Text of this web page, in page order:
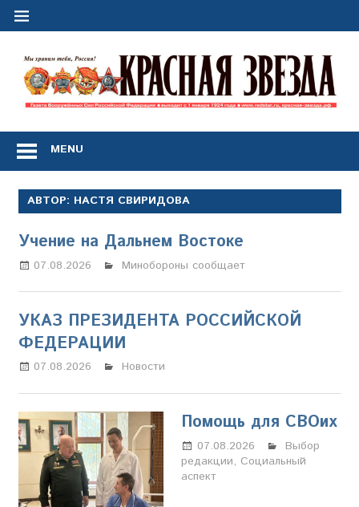
Перейти
Сил
Российской
Федерации
с
1
января
1924
MENU
АВТОР: НАСТЯ СВИРИДОВА
Учение на Дальнем Востоке
07.08.2026 Настя Свиридова
Минобороны сообщает
УКАЗ ПРЕЗИДЕНТА РОССИЙСКОЙ
ФЕДЕРАЦИИ
07.08.2026 Настя Свиридова
Новости
Помощь для СВОих
07.08.2026
Настя
Свиридова
Выбор
редакции, Социальный
аспект